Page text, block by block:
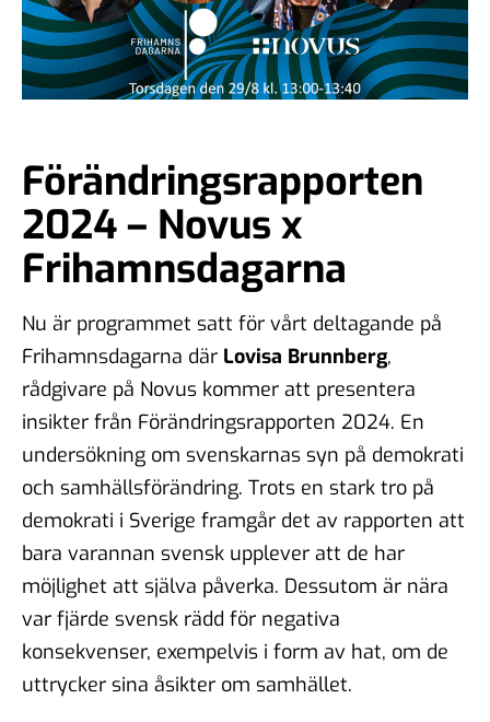
Förändringsrapporten
2024 – Novus x
Frihamnsdagarna
Nu är programmet satt för vårt deltagande på
Frihamnsdagarna där Lovisa Brunnberg,
rådgivare på Novus kommer att presentera
insikter från Förändringsrapporten 2024. En
undersökning om svenskarnas syn på demokrati
och samhällsförändring. Trots en stark tro på
demokrati i Sverige framgår det av rapporten att
bara varannan svensk upplever att de har
möjlighet att själva påverka. Dessutom är nära
var fjärde svensk rädd för negativa
konsekvenser, exempelvis i form av hat, om de
uttrycker sina åsikter om samhället.